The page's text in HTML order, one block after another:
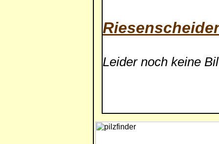
Leider noch keine